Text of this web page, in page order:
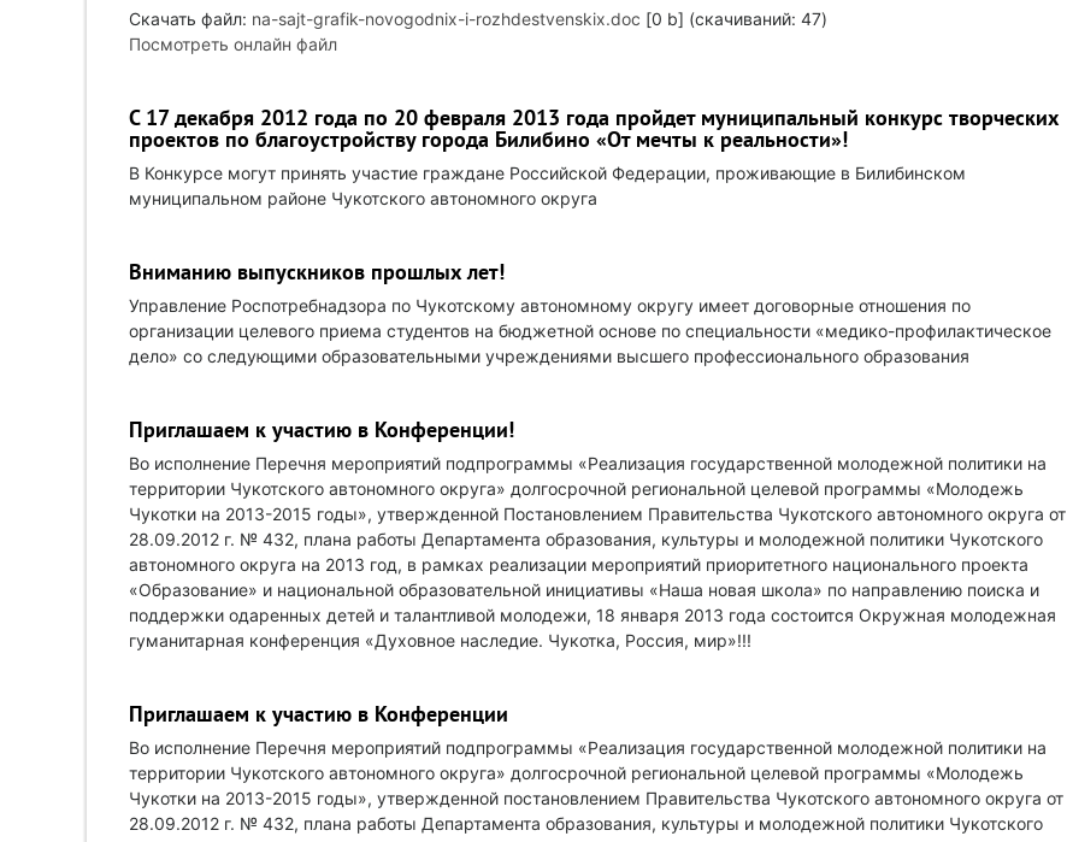
Скачать файл: na-sajt-grafik-novogodnix-i-rozhdestvenskix.doc [0 b] (cкачиваний: 47)
Посмотреть онлайн файл
С 17 декабря 2012 года по 20 февраля 2013 года пройдет муниципальный конкурс творческих
проектов по благоустройству города Билибино «От мечты к реальности»!
В Конкурсе могут принять участие граждане Российской Федерации, проживающие в Билибинском
муниципальном районе Чукотского автономного округа
Вниманию выпускников прошлых лет!
Управление Роспотребнадзора по Чукотскому автономному округу имеет договорные отношения по
организации целевого приема студентов на бюджетной основе по специальности «медико-профилактическое
дело» со следующими образовательными учреждениями высшего профессионального образования
Приглашаем к участию в Конференции!
Во исполнение Перечня мероприятий подпрограммы «Реализация государственной молодежной политики на
территории Чукотского автономного округа» долгосрочной региональной целевой программы «Молодежь
Чукотки на 2013-2015 годы», утвержденной Постановлением Правительства Чукотского автономного округа от
28.09.2012 г. № 432, плана работы Департамента образования, культуры и молодежной политики Чукотского
автономного округа на 2013 год, в рамках реализации мероприятий приоритетного национального проекта
«Образование» и национальной образовательной инициативы «Наша новая школа» по направлению поиска и
поддержки одаренных детей и талантливой молодежи, 18 января 2013 года состоится Окружная молодежная
гуманитарная конференция «Духовное наследие. Чукотка, Россия, мир»!!!
Приглашаем к участию в Конференции
Во исполнение Перечня мероприятий подпрограммы «Реализация государственной молодежной политики на
территории Чукотского автономного округа» долгосрочной региональной целевой программы «Молодежь
Чукотки на 2013-2015 годы», утвержденной постановлением Правительства Чукотского автономного округа от
28.09.2012 г. № 432, плана работы Департамента образования, культуры и молодежной политики Чукотского